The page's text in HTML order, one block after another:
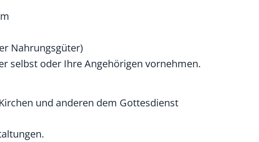
Nahrungsgüter)
selbst oder Ihre Angehörigen vornehmen.
und anderen dem Gottesdienst